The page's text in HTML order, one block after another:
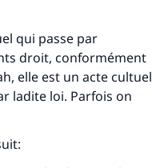
qui passe par
droit, conformément
elle est un acte cultuel
ladite loi. Parfois on